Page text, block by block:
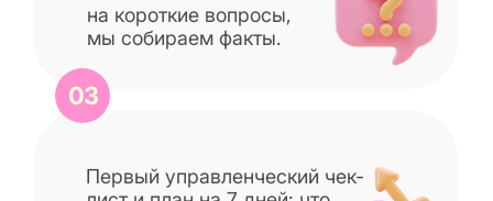
Иногда одного разговора
хватает, чтобы вы увидели
следующий шаг и перестали
бегать по кругу.